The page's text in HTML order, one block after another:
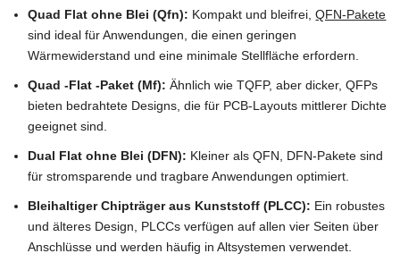
Quad Flat ohne Blei (Qfn): Kompakt und bleifrei,QFN-Pakete
sind ideal für Anwendungen, die einen geringen
Wärmewiderstand und eine minimale Stellfläche erfordern.
Quad -Flat -Paket (Mf): Ähnlich wie TQFP, aber dicker, QFPs
bieten bedrahtete Designs, die für PCB-Layouts mittlerer Dichte
geeignet sind.
Dual Flat ohne Blei (DFN): Kleiner als QFN, DFN-Pakete sind
für stromsparende und tragbare Anwendungen optimiert.
Bleihaltiger Chipträger aus Kunststoff (PLCC): Ein robustes
und älteres Design, PLCCs verfügen auf allen vier Seiten über
Anschlüsse und werden häufig in Altsystemen verwendet.